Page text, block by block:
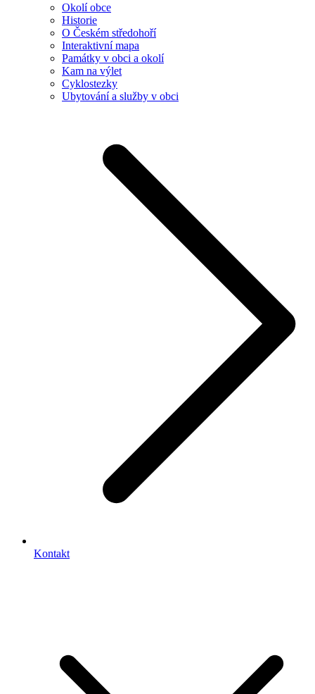
Okolí obce
Historie
O Českém středohoří
Interaktivní mapa
Památky v obci a okolí
Kam na výlet
Cyklostezky
Ubytování a služby v obci
Kontakt